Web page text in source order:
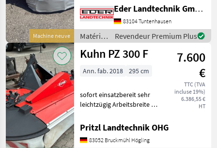
Machine neuve
Schnitthöhenverstellung
mithilfe von Distanzringen
auf den Mähteller Schlüssel
für Messerschnellwechsel
Arbe
Eder Landtechnik GmbH
83104 Tuntenhausen
Matériels
de
fenaison
Sonstige
Revendeur Premium Plus
Kuhn PZ 300 F
7.600
€
TTC (TVA
incluse 19%)
6.386,55 €
HT
Ann. fab. 2018 295 cm
sofort einsatzbereit sehr
leichtzügig Arbeitsbreite 2,
1000U/min. 4 Trommeln
Schnitthöhenverstellung 2
Federn für Entlastung
Pritzl Landtechnik OHG
83052 Bruckmühl Högling